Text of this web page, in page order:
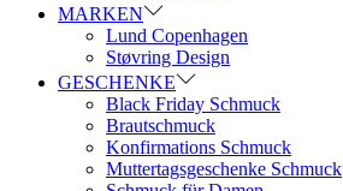
MARKEN
Lund Copenhagen
Støvring Design
GESCHENKE
Black Friday Schmuck
Brautschmuck
Konfirmations Schmuck
Muttertagsgeschenke Schmuck